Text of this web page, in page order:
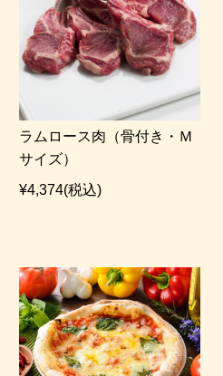
ラムロース肉（骨付き・Ｍ
サイズ）
¥4,374(税込)